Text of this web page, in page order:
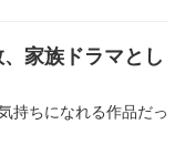
家族ドラマとし
持ちになれる作品だっ